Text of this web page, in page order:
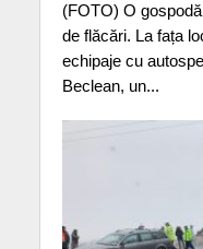
(FOTO) O
de flăcări. La fața
echipaje cu
Beclean, un...